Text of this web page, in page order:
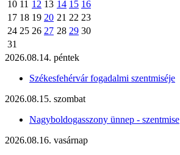
10 11 12 13 14 15 16
17 18 19 20 21 22 23
24 25 26 27 28 29 30
31
2026.08.14. péntek
Székesfehérvár fogadalmi szentmiséje
2026.08.15. szombat
Nagyboldogasszony ünnep - szentmise
2026.08.16. vasárnap